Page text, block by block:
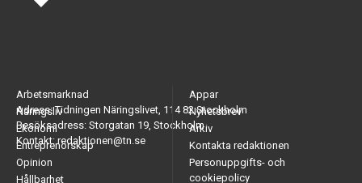
Adress: Tidningen Näringslivet, 114 82 Stockholm
Besöksadress: Storgatan 19, Stockholm
Kontakt: redaktionen@tn.se
Arbetsmarknad
Näringsliv
Ekonomi
Entreprenörskap
Opinion
Hållbarhet
Appar
Nyhetsbrev
Arkiv
Kontakta redaktionen
Personuppgifts- och
cookiepolicy